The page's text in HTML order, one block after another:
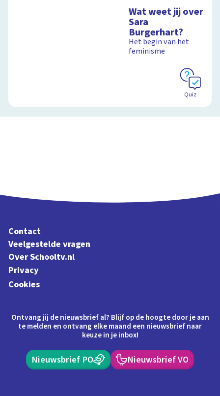
Wat weet jij over
Sara
Burgerhart?
Het begin van het
feminisme
Quiz
Contact
Veelgestelde vragen
Over Schooltv.nl
Privacy
Cookies
Ontvang jij de nieuwsbrief al? Blijf op de hoogte door je aan
te melden en ontvang elke maand een nieuwsbrief naar
keuze in je inbox!
Nieuwsbrief PO Nieuwsbrief VO